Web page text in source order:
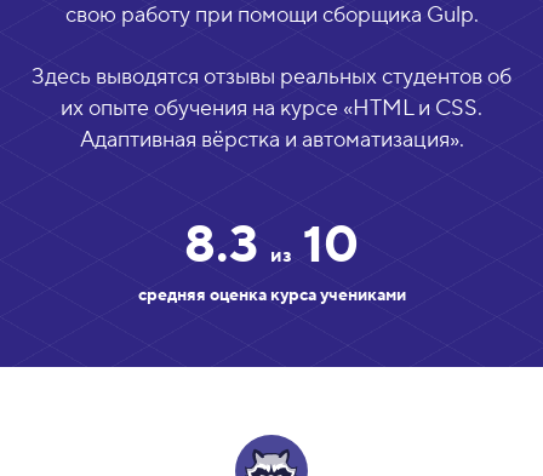
свою работу при помощи сборщика Gulp.
Здесь выводятся отзывы реальных студентов об
их опыте обучения на курсе «HTML и CSS.
Адаптивная вёрстка и автоматизация».
8.3 из 10
средняя оценка курса учениками